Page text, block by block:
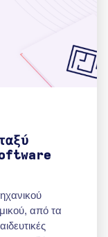
από τα